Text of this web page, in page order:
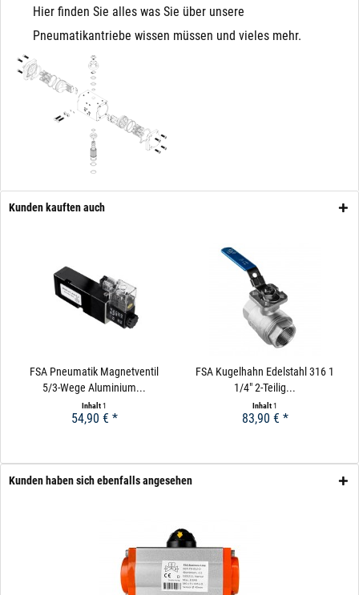
Hier finden Sie alles was Sie über unsere
Pneumatikantriebe wissen müssen und vieles mehr.
Kunden kauften auch
FSA Pneumatik Magnetventil
5/3-Wege Aluminium...
Inhalt1
54,90 € *
FSA Kugelhahn Edelstahl 316 1
1/4" 2-Teilig...
Inhalt1
83,90 € *
Kunden haben sich ebenfalls angesehen